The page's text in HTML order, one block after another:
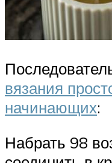
вязания
начинающих:
Набрать 98